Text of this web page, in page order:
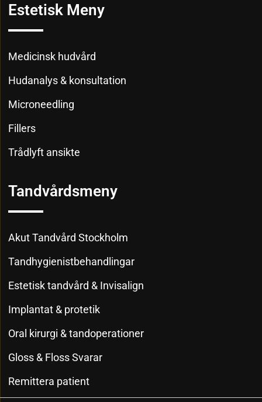
Tandvårdsmeny
Akut Tandvård Stockholm
Tandhygienistbehandlingar
Estetisk tandvård & Invisalign
Implantat & protetik
Oral kirurgi & tandoperationer
Gloss & Floss Svarar
Remittera patient
Estetisk Meny
Medicinsk hudvård
Hudanalys & konsultation
Microneedling
Fillers
Trådlyft ansikte